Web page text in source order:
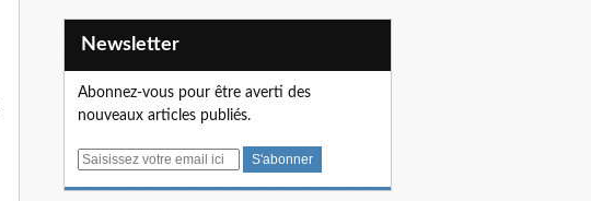
Newsletter
Abonnez-vous pour être averti des
nouveaux articles publiés.
E